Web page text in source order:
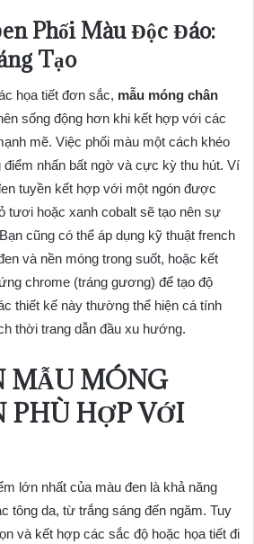
Phối Màu Độc Đáo:
Tạo
họa tiết đơn sắc, mẫu móng chân
sống động hơn khi kết hợp với các
mẽ. Việc phối màu một cách khéo
điểm nhấn bất ngờ và cực kỳ thu hút. Ví
tuyền kết hợp với một ngón được
tươi hoặc xanh cobalt sẽ tạo nên sự
cũng có thể áp dụng kỹ thuật french
và nền móng trong suốt, hoặc kết
chrome (tráng gương) để tạo độ
thiết kế này thường thể hiện cá tính
thời trang dẫn đầu xu hướng.
MẪU MÓNG
HỢP VỚI
lớn nhất của màu đen là khả năng
tông da, từ trắng sáng đến ngăm. Tuy
và kết hợp các sắc độ hoặc họa tiết đi